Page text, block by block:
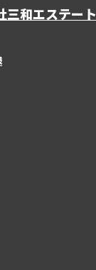
三和エステート